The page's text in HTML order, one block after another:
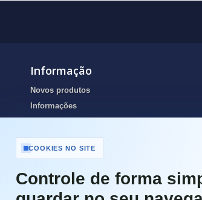
Informação
Novos produtos
Informações
Portes de envio
Resolução de Litígios Online
Termos e condições
Portes de Envio e pagamento
COOKIES NO SITE
Controle de forma